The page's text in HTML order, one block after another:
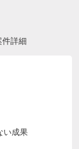
件詳細
い成果